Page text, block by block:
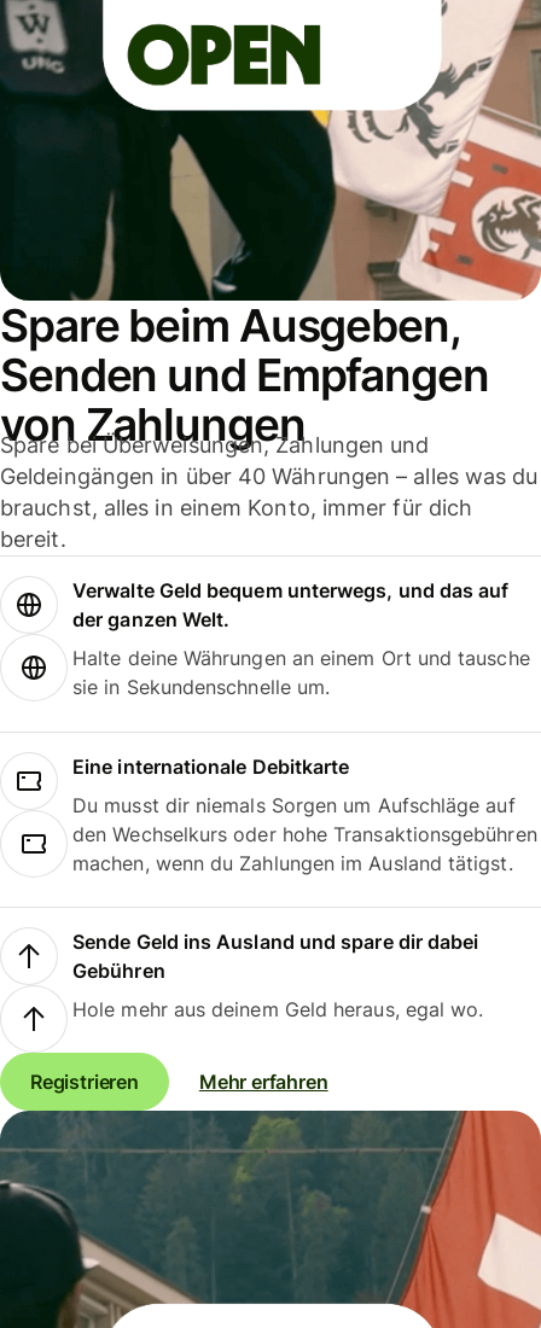
Spare beim Ausgeben,
Senden und Empfangen
von Zahlungen
Spare bei Überweisungen, Zahlungen und
Geldeingängen in über 40 Währungen – alles was du
brauchst, alles in einem Konto, immer für dich
bereit.
Verwalte Geld bequem unterwegs, und das auf
der ganzen Welt.
Halte deine Währungen an einem Ort und tausche
sie in Sekundenschnelle um.
Eine internationale Debitkarte
Du musst dir niemals Sorgen um Aufschläge auf
den Wechselkurs oder hohe Transaktionsgebühren
machen, wenn du Zahlungen im Ausland tätigst.
Sende Geld ins Ausland und spare dir dabei
Gebühren
Hole mehr aus deinem Geld heraus, egal wo.
Registrieren Mehr erfahren